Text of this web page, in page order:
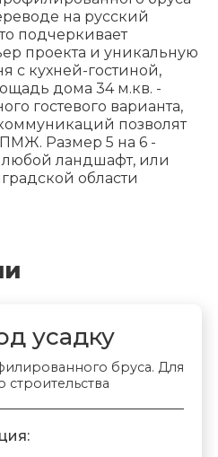
на русский
подчеркивает
проекта и уникальную
с кухней-гостиной,
дома 34 м.кв. -
гостевого варианта,
позволят
Размер 5 на 6 -
ландшафт, или
области
усадку
бруса. Для
строительства